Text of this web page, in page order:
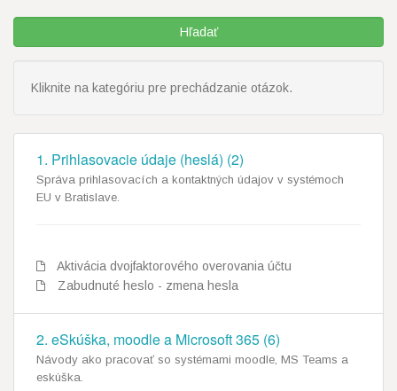
Kliknite na kategóriu pre prechádzanie otázok.
1. Prihlasovacie údaje (heslá) (2)
Správa prihlasovacích a kontaktných údajov v systémoch
EU v Bratislave.
Aktivácia dvojfaktorového overovania účtu
Zabudnuté heslo - zmena hesla
2. eSkúška, moodle a Microsoft 365 (6)
Návody ako pracovať so systémami moodle, MS Teams a
eskúška.